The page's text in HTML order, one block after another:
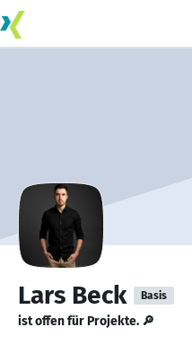
Lars Beck Basis
ist offen für Projekte. 🔎